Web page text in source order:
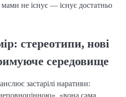
не існує — існує достатньо
стереотипи, нові
середовище
застарілі наративи: